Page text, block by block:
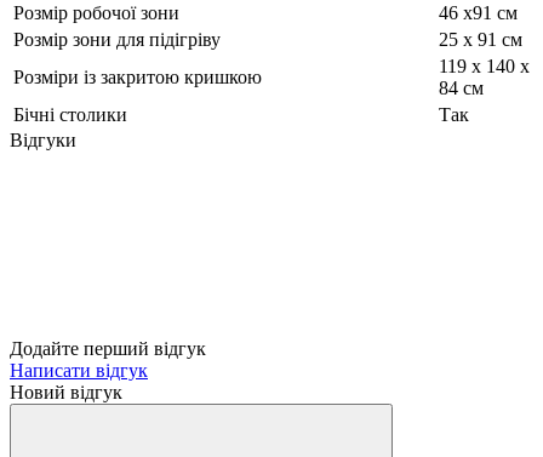
Розмір робочої зони
46 х91 см
Розмір зони для підігріву
25 х 91 см
Розміри із закритою кришкою
119 х 140 х
84 см
Бічні столики
Так
Відгуки
Додайте перший відгук
Написати відгук
Новий відгук